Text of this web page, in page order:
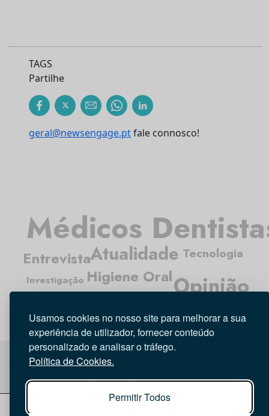
Usamos cookies no nosso site para melhorar a sua
experiência de utilizador, fornecer conteúdo
personalizado e analisar o tráfego.
Política de Cookies.
Permitir Todos
TAGS
Partilhe
geral@newsengage.ptfale connosco!
Atualidade
Médicos
Higiene Oral
Entrevista
Opinião
Tecnologia
Investigação